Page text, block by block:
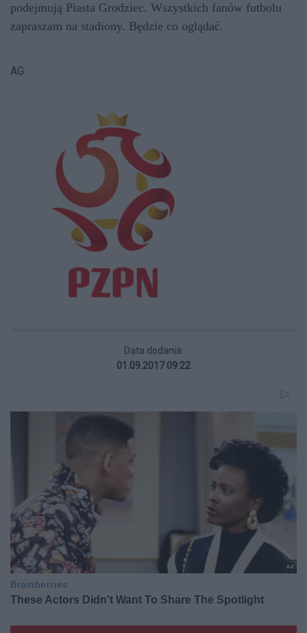
podejmują Piasta Grodziec. Wszystkich fanów futbolu
zapraszam na stadiony. Będzie co oglądać.
AG
Data dodania:
01.09.2017 09:22